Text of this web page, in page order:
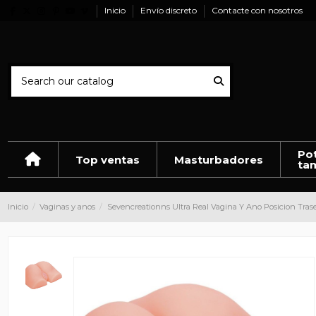
Inicio Envío discreto Contacte con nosotros
Top ventas Masturbadores
Inicio Vaginas y anos Sevencreationns Ultra Real Vagina Y Ano Posicion